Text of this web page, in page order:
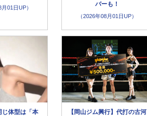
月01日UP）
バーも！
（2026年08月01日UP）
じ体型は「本
【岡山ジム興行】代打の古河